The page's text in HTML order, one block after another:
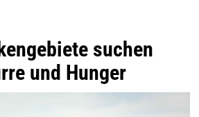
suchen
und Hunger